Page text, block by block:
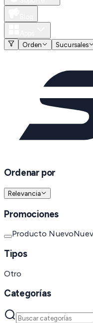
Orden
Sucursales
Ordenar por
Relevancia
Promociones
Producto Nuevo
Tipos
Otro
Categorías